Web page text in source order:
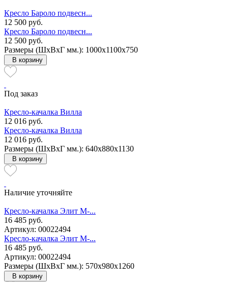
Кресло Бароло подвесн...
12 500 руб.
Кресло Бароло подвесн...
12 500 руб.
Размеры (ШxВxГ мм.): 1000x1100x750
В корзину
Под заказ
Кресло-качалка Вилла
12 016 руб.
Кресло-качалка Вилла
12 016 руб.
Размеры (ШxВxГ мм.): 640x880x1130
В корзину
Наличие уточняйте
Кресло-качалка Элит M-...
16 485 руб.
Артикул: 00022494
Кресло-качалка Элит M-...
16 485 руб.
Артикул: 00022494
Размеры (ШxВxГ мм.): 570x980x1260
В корзину